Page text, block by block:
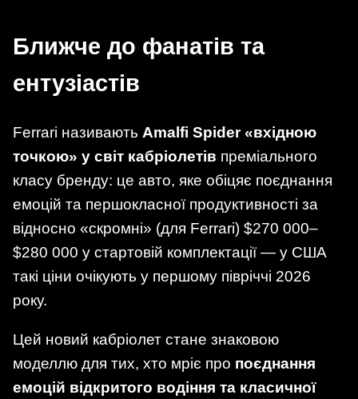
Ближче до фанатів та
ентузіастів
Ferrari називають Amalfi Spider «вхідною
точкою» у світ кабріолетів преміального
класу бренду: це авто, яке обіцяє поєднання
емоцій та першокласної продуктивності за
відносно «скромні» (для Ferrari) $270 000–
$280 000 у стартовій комплектації — у США
такі ціни очікують у першому півріччі 2026
року.
Цей новий кабріолет стане знаковою
моделлю для тих, хто мріє про поєднання
емоцій відкритого водіння та класичної